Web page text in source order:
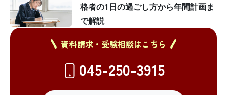
格者の1日の過ごし方から年間計画ま
で解説
資料請求・受験相談はこちら
045-250-3915